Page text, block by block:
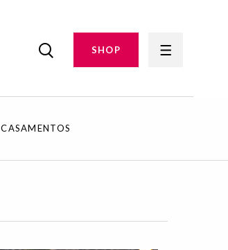
SHOP
CASAMENTOS